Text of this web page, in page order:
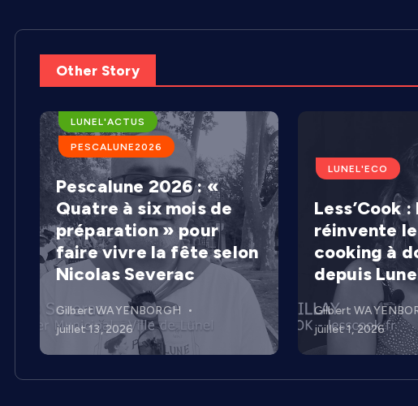
Other Story
LUNEL'ACTUS
PESCALUNE2026
Pescalune 2026 : «
Quatre à six mois de
préparation » pour
faire vivre la fête selon
Nicolas Severac
Gilbert WAYENBORGH
juillet 13, 2026
LUNEL'ECO
Less’Cook
réinvente
cooking à
depuis
Gilbert
juillet 1, 2026